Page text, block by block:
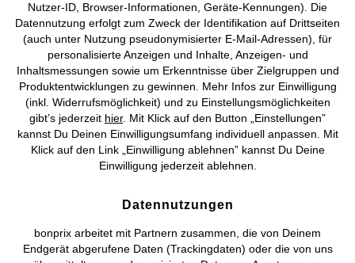
Unser Unternehmen
Topkategorien / Saisonales
Mehr von bonprix auf
Preisangaben inkl. gesetzl. MwSt. und zzgl.
Vertrag widerrufen
Nutzer-ID, Browser-Informationen, Geräte-Kennungen). Die
Datennutzung erfolgt zum Zweck der Identifikation auf Drittseiten
(auch unter Nutzung pseudonymisierter E-Mail-Adressen), für
personalisierte Anzeigen und Inhalte, Anzeigen- und
Inhaltsmessungen sowie um Erkenntnisse über Zielgruppen und
Produktentwicklungen zu gewinnen. Mehr Infos zur Einwilligung
(inkl. Widerrufsmöglichkeit) und zu Einstellungsmöglichkeiten
gibt’s jederzeit hier. Mit Klick auf den Button „Einstellungen”
kannst Du Deinen Einwilligungsumfang individuell anpassen. Mit
Klick auf den Link „Einwilligung ablehnen” kannst Du Deine
Einwilligung jederzeit ablehnen.
Datennutzungen
bonprix arbeitet mit Partnern zusammen, die von Deinem
Endgerät abgerufene Daten (Trackingdaten) oder die von uns